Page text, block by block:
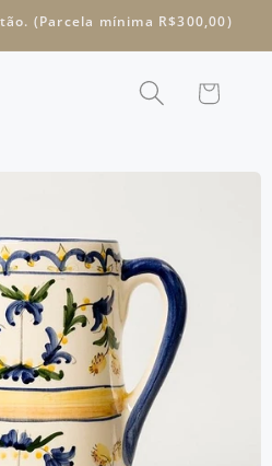
(Parcela mínima R$300,00)
Carrinho